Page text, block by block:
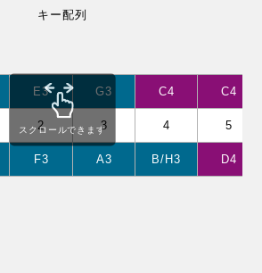
キー配列
E3 G3 C4 C4
2 3 4 5
F3 A3 B/H3 D4
スクロールできます